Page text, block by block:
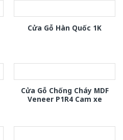
Cửa Gỗ Hàn Quốc 1K
Cửa Gỗ Chống Cháy MDF
Veneer P1R4 Cam xe